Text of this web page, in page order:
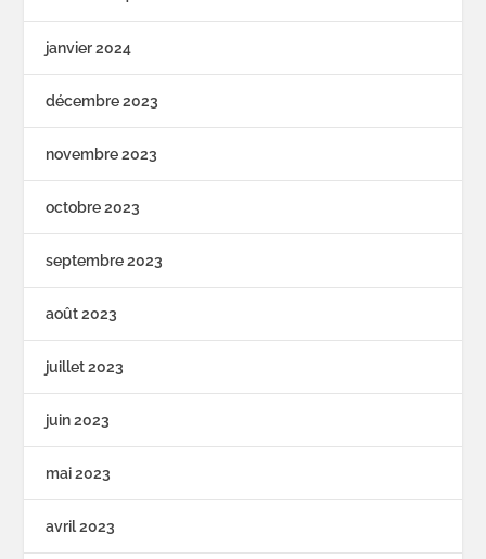
janvier 2024
décembre 2023
novembre 2023
octobre 2023
septembre 2023
août 2023
juillet 2023
juin 2023
mai 2023
avril 2023